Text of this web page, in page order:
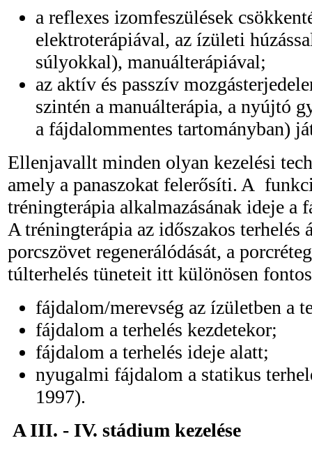
a reflexes izomfeszülések
elektroterápiával, az ízületi
súlyokkal), manuálterápiával;
az aktív és passzív
szintén a manuálterápia, a nyújtó
a fájdalommentes tartományban)
Ellenjavallt minden olyan kezelési
amely a panaszokat felerősíti. A
tréningterápia alkalmazásának ideje a
A tréningterápia az időszakos terhelés
porcszövet regenerálódását, a
túlterhelés tüneteit itt különösen
fájdalom/merevség az ízületben a
fájdalom a terhelés kezdetekor;
fájdalom a terhelés ideje alatt;
nyugalmi fájdalom a statikus
1997).
A III. - IV. stádium kezelése